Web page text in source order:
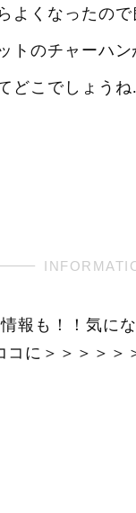
よくなったので
トのチャーハ
どこでしょう
報も！！気に
コに＞＞＞＞＞